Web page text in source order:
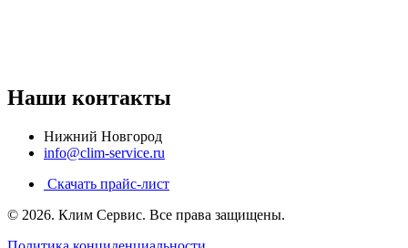
Наши контакты
Нижний Новгород
info@clim-service.ru
Скачать прайс-лист
© 2026. Клим Сервис. Все права защищены.